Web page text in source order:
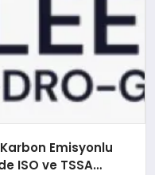
Emisyonlu
ISO ve TSSA